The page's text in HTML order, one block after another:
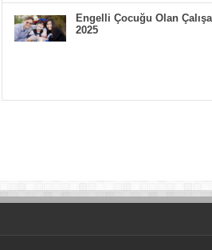
Engelli Çocuğu Olan
2025